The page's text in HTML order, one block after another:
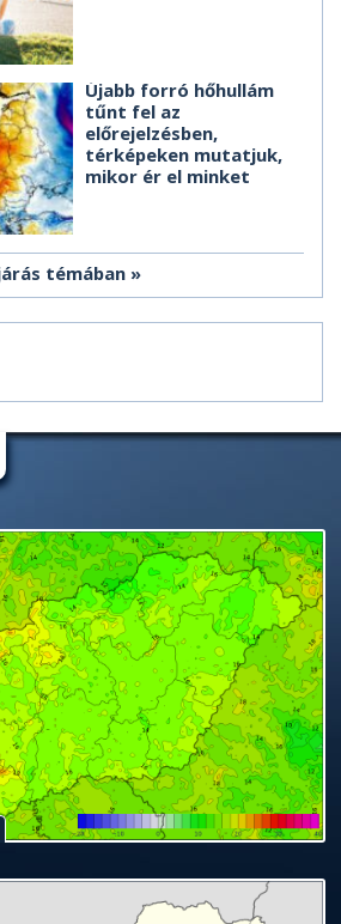
Újabb forró hőhullám
tűnt fel az
előrejelzésben,
térképeken mutatjuk,
mikor ér el minket
témában